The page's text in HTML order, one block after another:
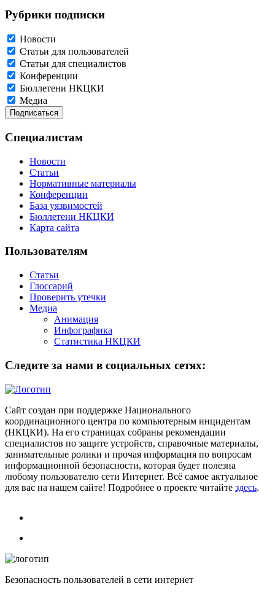
Рубрики подписки
Новости
Статьи для пользователей
Статьи для специалистов
Конференции
Бюллетени НКЦКИ
Медиа
Специалистам
Новости
Статьи
Нормативные материалы
Конференции
База уязвимостей
Бюллетени НКЦКИ
Карта сайта
Пользователям
Статьи
Глоссарий
Проверить утечки
Медиа
Анимация
Инфографика
Статистика НКЦКИ
Следите за нами в социальных сетях:
Сайт создан при поддержке Национального
координационного центра по компьютерным инцидентам
(НКЦКИ). На его страницах собраны рекомендации
специалистов по защите устройств, справочные материалы,
занимательные ролики и прочая информация по вопросам
информационной безопасности, которая будет полезна
любому пользователю сети Интернет. Всё самое актуальное
для вас на нашем сайте! Подробнее о проекте читайте здесь.
Безопасность пользователей в сети интернет